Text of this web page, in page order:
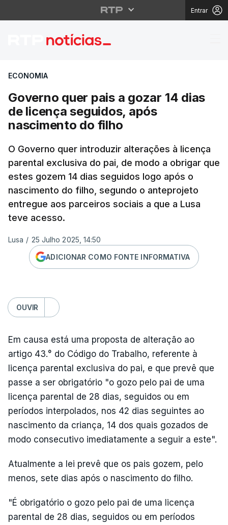
Entrar
Governo quer pais a
ECONOMIA
Governo quer pais a gozar 14 dias
de licença seguidos, após
nascimento do filho
O Governo quer introduzir alterações à licença
parental exclusiva do pai, de modo a obrigar que
estes gozem 14 dias seguidos logo após o
nascimento do filho, segundo o anteprojeto
entregue aos parceiros sociais a que a Lusa
teve acesso.
Lusa / 25 Julho 2025, 14:50
ADICIONAR COMO FONTE INFORMATIVA
OUVIR
Em causa está uma proposta de alteração ao
artigo 43.° do Código do Trabalho, referente à
licença parental exclusiva do pai, e que prevê que
passe a ser obrigatório "o gozo pelo pai de uma
licença parental de 28 dias, seguidos ou em
períodos interpolados, nos 42 dias seguintes ao
nascimento da criança, 14 dos quais gozados de
modo consecutivo imediatamente a seguir a este".
Atualmente a lei prevê que os pais gozem, pelo
menos, sete dias após o nascimento do filho.
"É obrigatório o gozo pelo pai de uma licença
parental de 28 dias, seguidos ou em períodos